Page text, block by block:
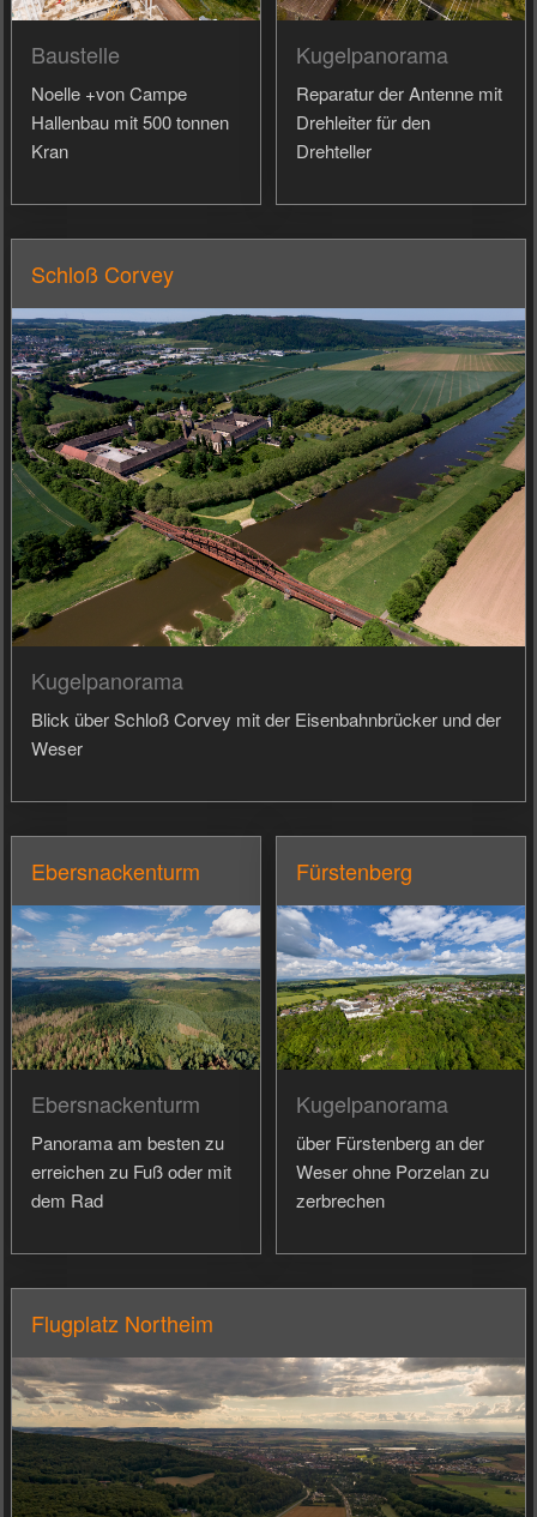
Baustelle
Noelle +von Campe
Hallenbau mit 500 tonnen
Kran
Kugelpanorama
Reparatur der Antenne mit
Drehleiter für den
Drehteller
Schloß Corvey
Kugelpanorama
Blick über Schloß Corvey mit der Eisenbahnbrücker und der
Weser
Ebersnackenturm
Ebersnackenturm
Panorama am besten zu
erreichen zu Fuß oder mit
dem Rad
Fürstenberg
Kugelpanorama
über Fürstenberg an der
Weser ohne Porzelan zu
zerbrechen
Flugplatz Northeim